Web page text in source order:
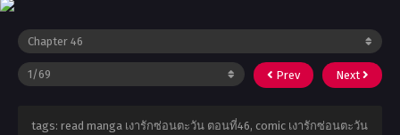
Prev Next
tags: read manga เงารักซ่อนตะวัน ตอนที่46, comic เงารักซ่อนตะวัน